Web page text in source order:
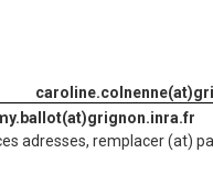
adresses, remplacer (at)